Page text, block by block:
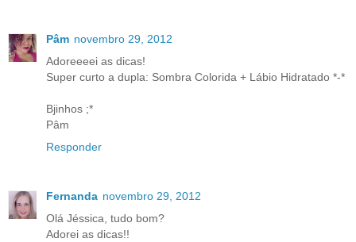
Pâm novembro 29, 2012
Adoreeeei as dicas!
Super curto a dupla: Sombra Colorida + Lábio Hidratado *-*
Bjinhos ;*
Pâm
Responder
Fernanda novembro 29, 2012
Olá Jéssica, tudo bom?
Adorei as dicas!!